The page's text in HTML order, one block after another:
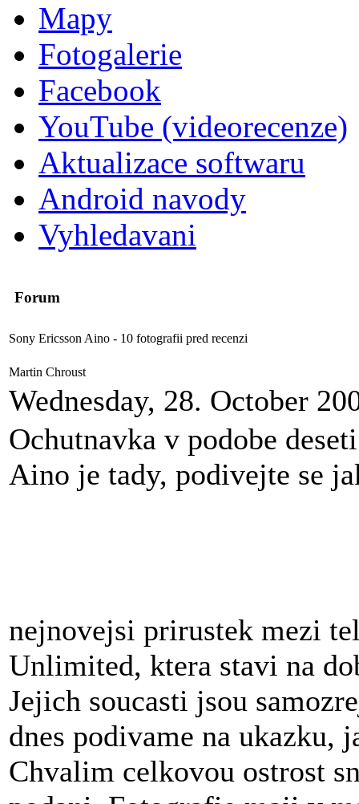
Mapy
Fotogalerie
Facebook
YouTube (videorecenze)
Aktualizace softwaru
Android navody
Vyhledavani
Forum
Sony Ericsson Aino - 10 fotografii pred recenzi
Martin Chroust
Wednesday, 28. October
Ochutnavka v podobe
Aino je tady, podivejte se
nejnovejsi prirustek mezi
Unlimited, ktera stavi na
Jejich soucasti jsou
dnes podivame na
Chvalim celkovou ostrost